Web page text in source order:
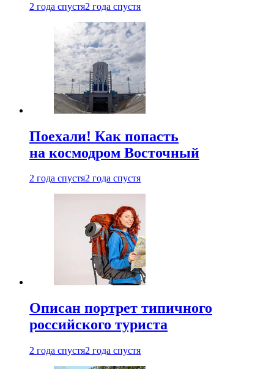
2 года спустя2 года спустя
Поехали! Как попасть
на космодром Восточный
2 года спустя2 года спустя
Описан портрет типичного
российского туриста
2 года спустя2 года спустя